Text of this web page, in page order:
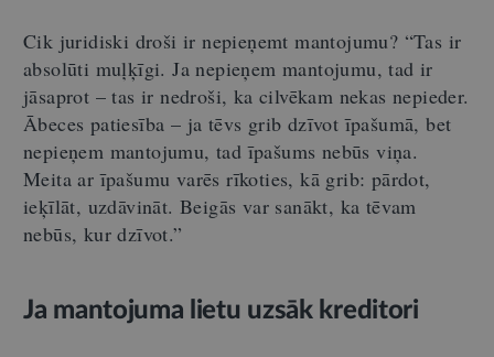
Cik juridiski droši ir nepieņemt mantojumu? “Tas ir
absolūti muļķīgi. Ja nepieņem mantojumu, tad ir
jāsaprot – tas ir nedroši, ka cilvēkam nekas nepieder.
Ābeces patiesība – ja tēvs grib dzīvot īpašumā, bet
nepieņem mantojumu, tad īpašums nebūs viņa.
Meita ar īpašumu varēs rīkoties, kā grib: pārdot,
ieķīlāt, uzdāvināt. Beigās var sanākt, ka tēvam
nebūs, kur dzīvot.”
Ja mantojuma lietu uzsāk kreditori